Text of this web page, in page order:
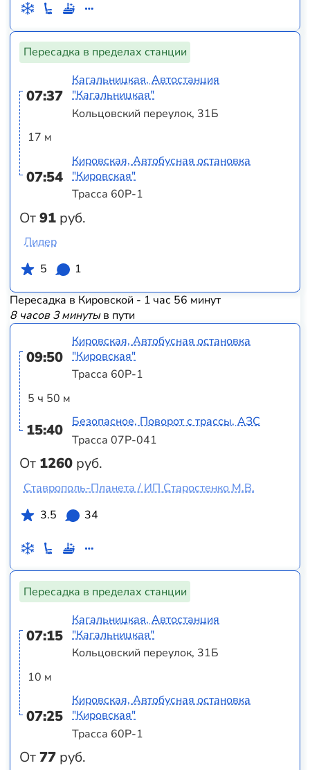
Пересадка в пределах станции
07:37
17 м
07:54
От91 руб.
Кагальницкая, Автостанция
"Кагальницкая"
Кольцовский переулок, 31Б
Кировская, Автобусная остановка
"Кировская"
Трасса 60Р-1
Лидер
5
1
Пересадка в Кировской - 1 час 56 минут
8 часов 3 минутыв пути
09:50
5 ч 50 м
15:40
От 1260 руб.
Кировская, Автобусная остановка
"Кировская"
Трасса 60Р-1
Безопасное, Поворот с трассы, АЗС
Трасса 07Р-041
Ставрополь-Планета / ИП Старостенко М.В.
3.5
34
Пересадка в пределах станции
07:15
10 м
07:25
От77 руб.
Кагальницкая, Автостанция
"Кагальницкая"
Кольцовский переулок, 31Б
Кировская, Автобусная остановка
"Кировская"
Трасса 60Р-1